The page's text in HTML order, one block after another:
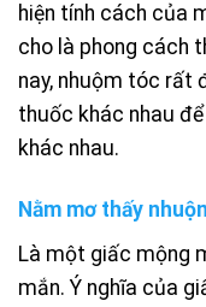
hiện tính cách của
cho là phong cách
nay, nhuộm tóc rất
thuốc khác nhau
khác nhau.
Nằm mơ thấy
Là một giấc mộng
mắn. Ý nghĩa của